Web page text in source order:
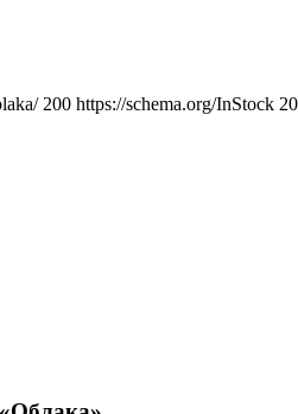
200 https://schema.org/InStock